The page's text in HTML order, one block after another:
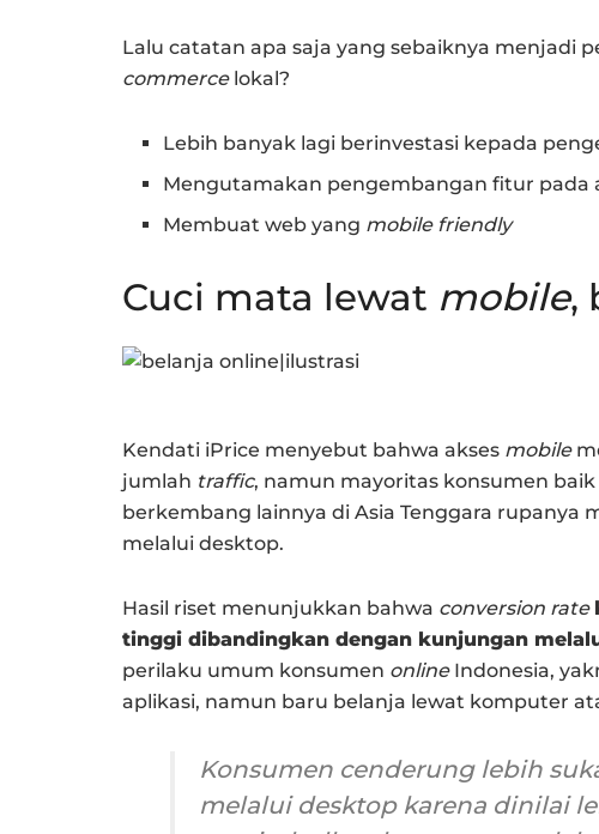
Lalu catatan apa saja yang sebaiknya menjadi
commerce lokal?
Lebih banyak lagi berinvestasi kepada
Mengutamakan pengembangan fitur pada
Membuat web yang mobile friendly
Cuci mata lewat mobile,
Kendati iPrice menyebut bahwa akses mobile
jumlah traffic, namun mayoritas konsumen
berkembang lainnya di Asia Tenggara rupanya
melalui desktop.
Hasil riset menunjukkan bahwa conversion rate
tinggi dibandingkan dengan kunjungan
perilaku umum konsumen online Indonesia,
aplikasi, namun baru belanja lewat komputer
Konsumen cenderung lebih
melalui desktopkarena dinilai